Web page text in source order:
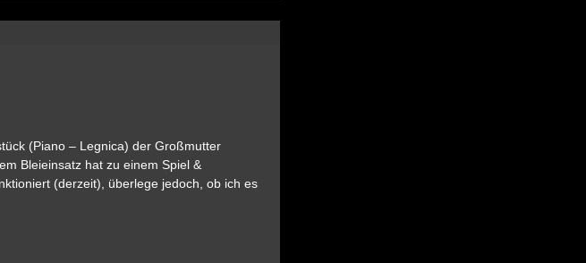
(Piano – Legnica) der Großmutter
Bleieinsatz hat zu einem Spiel &
(derzeit), überlege jedoch, ob ich es